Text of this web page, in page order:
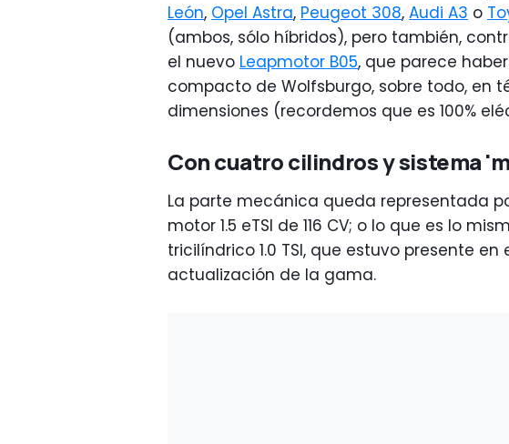
León, Opel Astra, Peugeot 308, Audi A3 o
(ambos, sólo híbridos), pero también,
el nuevo Leapmotor B05, que parece
compacto de Wolfsburgo, sobre todo, en
dimensiones (recordemos que es 100%
Con cuatro cilindros y sistema
La parte mecánica queda representada
motor 1.5 eTSI de 116 CV; o lo que es lo
tricilíndrico 1.0 TSI, que estuvo presente
actualización de la gama.